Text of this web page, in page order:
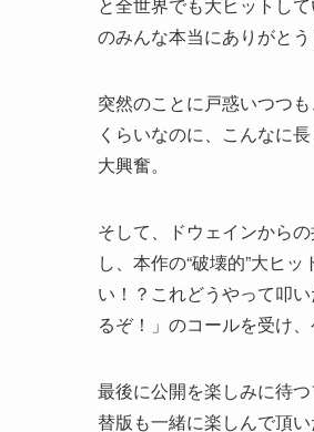
のみんな本当にありがと
突然のことに戸惑いつつも
くらいなのに、こんなに
大興奮。
そして、ドウェインから
し、本作の“破壊的”大ヒ
い！？これどうやって叩
るぞ！」のコールを受け
最後に公開を楽しみに待つ
替版も一緒に楽しんで頂